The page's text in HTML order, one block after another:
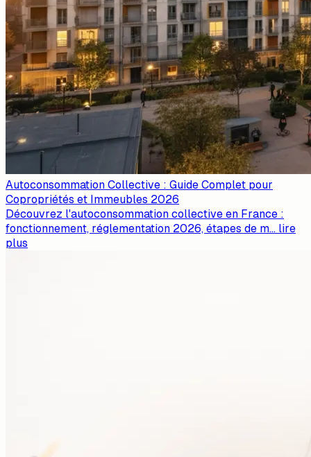
Autoconsommation Collective : Guide Complet pour
Copropriétés et Immeubles 2026
Découvrez l'autoconsommation collective en France :
fonctionnement, réglementation 2026, étapes de m... lire
plus